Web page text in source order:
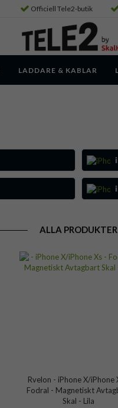
Officiell Tele2-butik
LADDARE & KABLAR
ALLA PRODUKTER
Rvelon - iPhone X/iPhone
Fodral - Magnetiskt
Skal - Lila